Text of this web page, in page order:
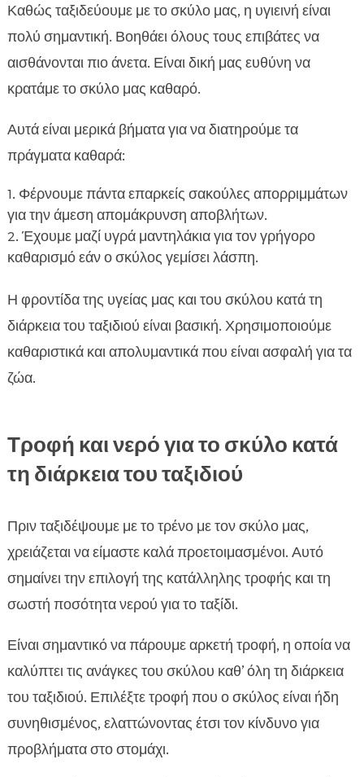
Καθώς ταξιδεύουμε με το σκύλο μας, η υγιεινή είναι
πολύ σημαντική. Βοηθάει όλους τους επιβάτες να
αισθάνονται πιο άνετα. Είναι δική μας ευθύνη να
κρατάμε το σκύλο μας καθαρό.
Αυτά είναι μερικά βήματα για να διατηρούμε τα
πράγματα καθαρά:
Φέρνουμε πάντα επαρκείς σακούλες απορριμμάτων
για την άμεση απομάκρυνση αποβλήτων.
Έχουμε μαζί υγρά μαντηλάκια για τον γρήγορο
καθαρισμό εάν ο σκύλος γεμίσει λάσπη.
Η φροντίδα της υγείας μας και του σκύλου κατά τη
διάρκεια του ταξιδιού είναι βασική. Χρησιμοποιούμε
καθαριστικά και απολυμαντικά που είναι ασφαλή για τα
ζώα.
Τροφή και νερό για το σκύλο κατά
τη διάρκεια του ταξιδιού
Πριν ταξιδέψουμε με το τρένο με τον σκύλο μας,
χρειάζεται να είμαστε καλά προετοιμασμένοι. Αυτό
σημαίνει την επιλογή της κατάλληλης τροφής και τη
σωστή ποσότητα νερού για το ταξίδι.
Είναι σημαντικό να πάρουμε αρκετή τροφή, η οποία να
καλύπτει τις ανάγκες του σκύλου καθ’ όλη τη διάρκεια
του ταξιδιού. Επιλέξτε τροφή που ο σκύλος είναι ήδη
συνηθισμένος, ελαττώνοντας έτσι τον κίνδυνο για
προβλήματα στο στομάχι.